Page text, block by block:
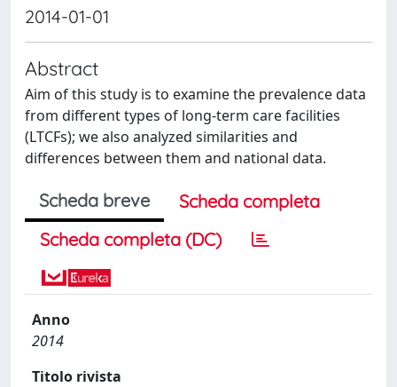
2014-01-01
Abstract
Aim of this study is to examine the prevalence data
from different types of long-term care facilities
(LTCFs); we also analyzed similarities and
differences between them and national data.
Scheda breve
Scheda completa
Scheda completa (DC)
Anno
2014
Titolo rivista